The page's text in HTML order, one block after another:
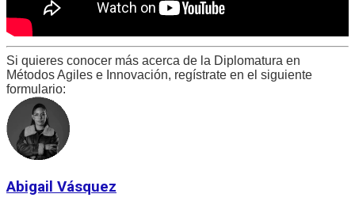
Si quieres conocer más acerca de la Diplomatura en
Métodos Agiles e Innovación, regístrate en el siguiente
formulario:
Abigail Vásquez